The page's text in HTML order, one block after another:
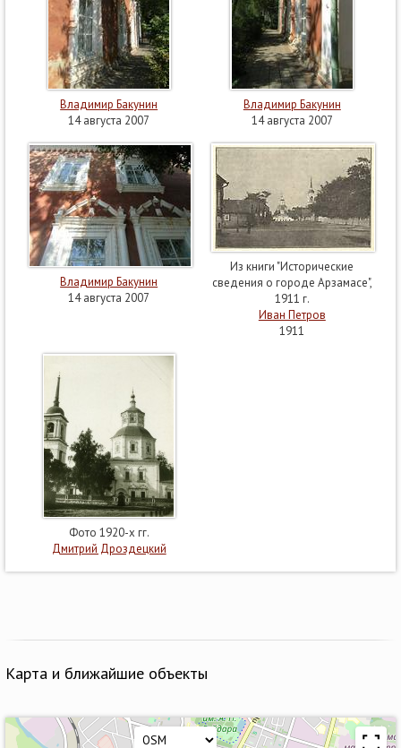
Владимир Бакунин
14 августа 2007
Владимир Бакунин
14 августа 2007
Владимир Бакунин
14 августа 2007
Из книги "Исторические
сведения о городе Арзамасе",
1911 г.
Иван Петров
1911
Фото 1920-х гг.
Дмитрий Дроздецкий
Карта и ближайшие объекты